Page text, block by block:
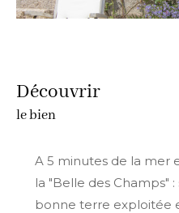
découvrir
le bien
A 5 minutes de la mer
la "Belle des Champs"
bonne terre exploitée